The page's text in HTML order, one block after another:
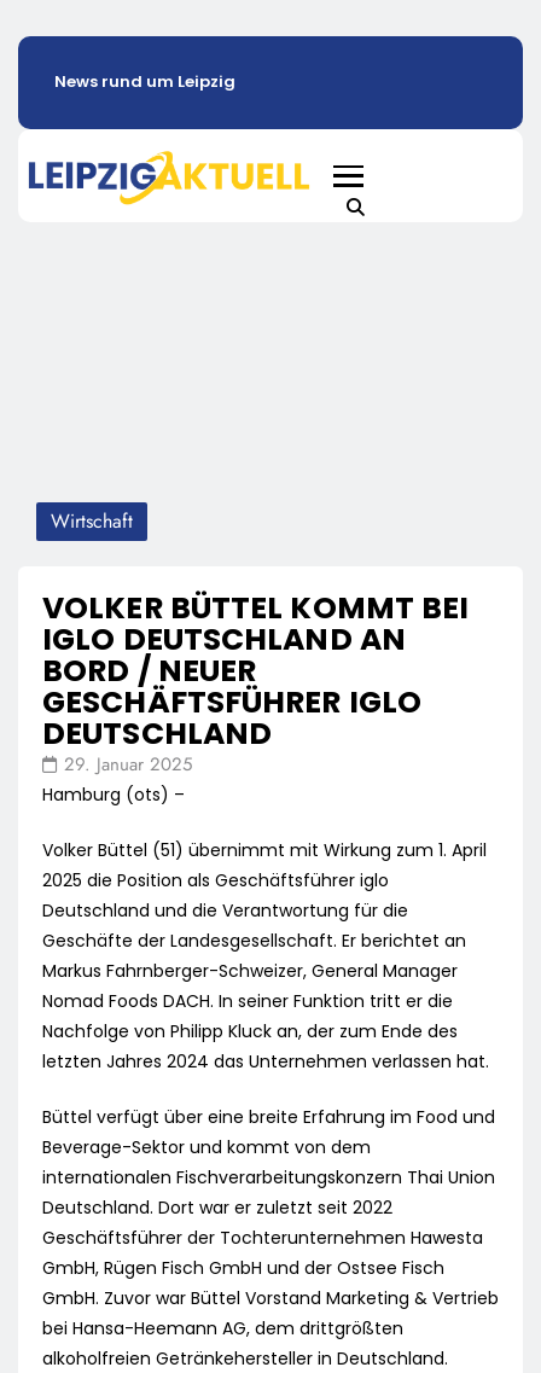
News rund um Leipzig
Wirtschaft
VOLKER BÜTTEL KOMMT BEI
IGLO DEUTSCHLAND AN
BORD / NEUER
GESCHÄFTSFÜHRER IGLO
DEUTSCHLAND
29. Januar 2025
Hamburg (ots) –
Volker Büttel (51) übernimmt mit Wirkung zum 1. April
2025 die Position als Geschäftsführer iglo
Deutschland und die Verantwortung für die
Geschäfte der Landesgesellschaft. Er berichtet an
Markus Fahrnberger-Schweizer, General Manager
Nomad Foods DACH. In seiner Funktion tritt er die
Nachfolge von Philipp Kluck an, der zum Ende des
letzten Jahres 2024 das Unternehmen verlassen hat.
Büttel verfügt über eine breite Erfahrung im Food und
Beverage-Sektor und kommt von dem
internationalen Fischverarbeitungskonzern Thai Union
Deutschland. Dort war er zuletzt seit 2022
Geschäftsführer der Tochterunternehmen Hawesta
GmbH, Rügen Fisch GmbH und der Ostsee Fisch
GmbH. Zuvor war Büttel Vorstand Marketing & Vertrieb
bei Hansa-Heemann AG, dem drittgrößten
alkoholfreien Getränkehersteller in Deutschland.